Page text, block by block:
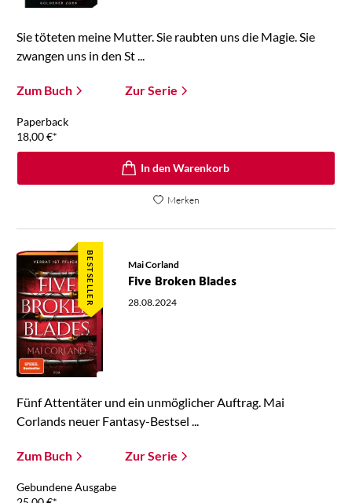
Sie töteten meine Mutter. Sie raubten uns die Magie. Sie
zwangen uns in den St ...
Zum Buch Zur Serie
Paperback
18,00€*
In den Warenkorb
Merken
BESTSELLER Mai Corland
Five Broken Blades
28.08.2024
Fünf Attentäter und ein unmöglicher Auftrag. Mai
Corlands neuer Fantasy-Bestsel ...
Zum Buch Zur Serie
Gebundene Ausgabe